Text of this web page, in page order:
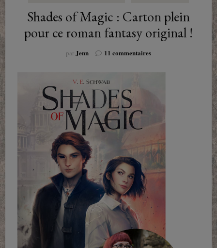
Shades of Magic : Carton plein
pour ce roman fantasy original !
parJenn 11 commentairessur
roman
fantasy
original
!